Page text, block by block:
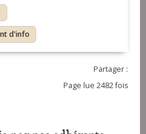
d'info
Partager :
Page lue 2482 fois